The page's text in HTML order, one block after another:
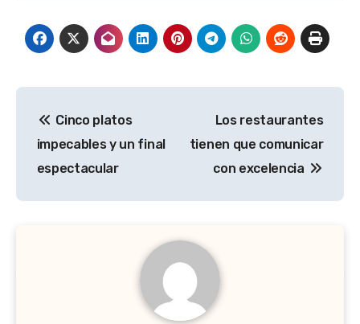
de
entradas
Cinco platos
impecables y un final
espectacular
Los restaurantes
tienen que comunicar
con excelencia